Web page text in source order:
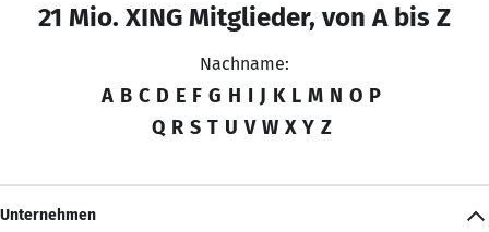
21 Mio. XING Mitglieder, von A bis Z
Nachname:
A B C D E F G H I J K L M N O P
Q R S T U V W X Y Z
Unternehmen